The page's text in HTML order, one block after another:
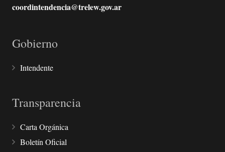
coordintendencia@trelew.gov.ar
Gobierno
Intendente
Transparencia
Carta Orgánica
Boletín Oficial